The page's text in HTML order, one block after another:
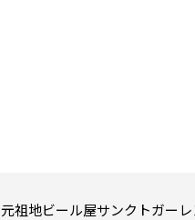
元祖地ビール屋サンクトガーレ